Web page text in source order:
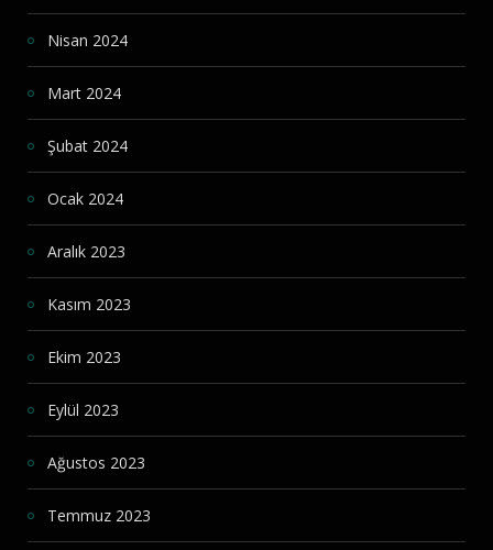
Nisan 2024
Mart 2024
Şubat 2024
Ocak 2024
Aralık 2023
Kasım 2023
Ekim 2023
Eylül 2023
Ağustos 2023
Temmuz 2023